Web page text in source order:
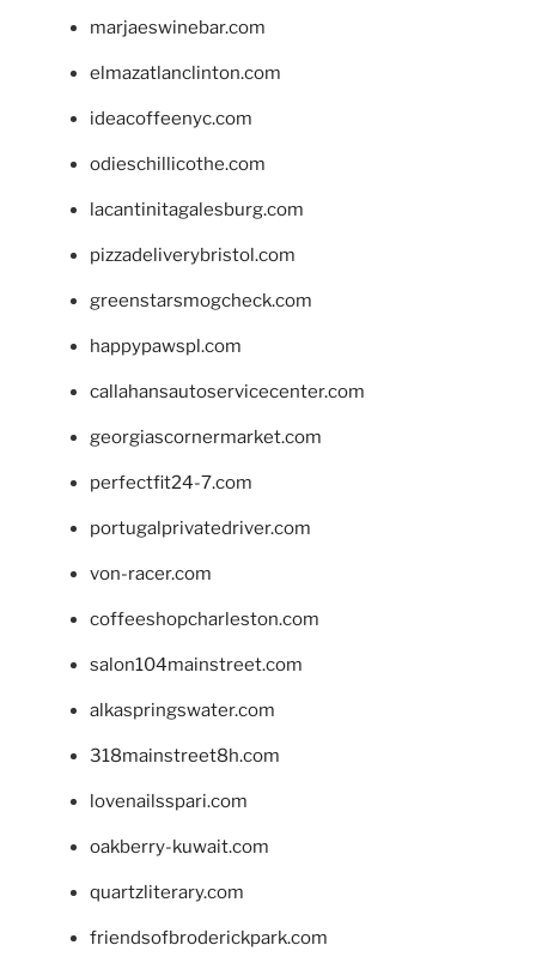
marjaeswinebar.com
elmazatlanclinton.com
ideacoffeenyc.com
odieschillicothe.com
lacantinitagalesburg.com
pizzadeliverybristol.com
greenstarsmogcheck.com
happypawspl.com
callahansautoservicecenter.com
georgiascornermarket.com
perfectfit24-7.com
portugalprivatedriver.com
von-racer.com
coffeeshopcharleston.com
salon104mainstreet.com
alkaspringswater.com
318mainstreet8h.com
lovenailsspari.com
oakberry-kuwait.com
quartzliterary.com
friendsofbroderickpark.com